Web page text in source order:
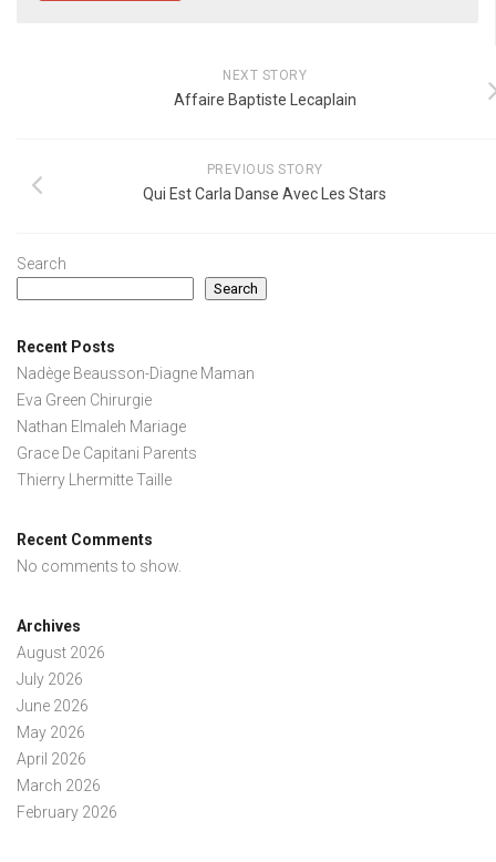
NEXT STORY
Affaire Baptiste Lecaplain
PREVIOUS STORY
Qui Est Carla Danse Avec Les Stars
Search
Search
Recent Posts
Nadège Beausson-Diagne Maman
Eva Green Chirurgie
Nathan Elmaleh Mariage
Grace De Capitani Parents
Thierry Lhermitte Taille
Recent Comments
No comments to show.
Archives
August 2026
July 2026
June 2026
May 2026
April 2026
March 2026
February 2026